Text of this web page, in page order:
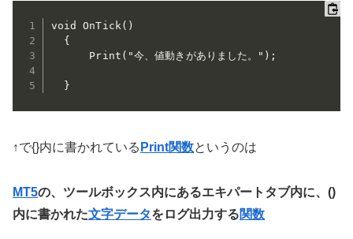
void OnTick()
  {
      Print("今、値動きがありました。");
  }
↑で{}内に書かれている Print関数というのは
MT5の、ツールボックス内にあるエキパートタブ内に、()
内に書かれた文字データをログ出力する関数